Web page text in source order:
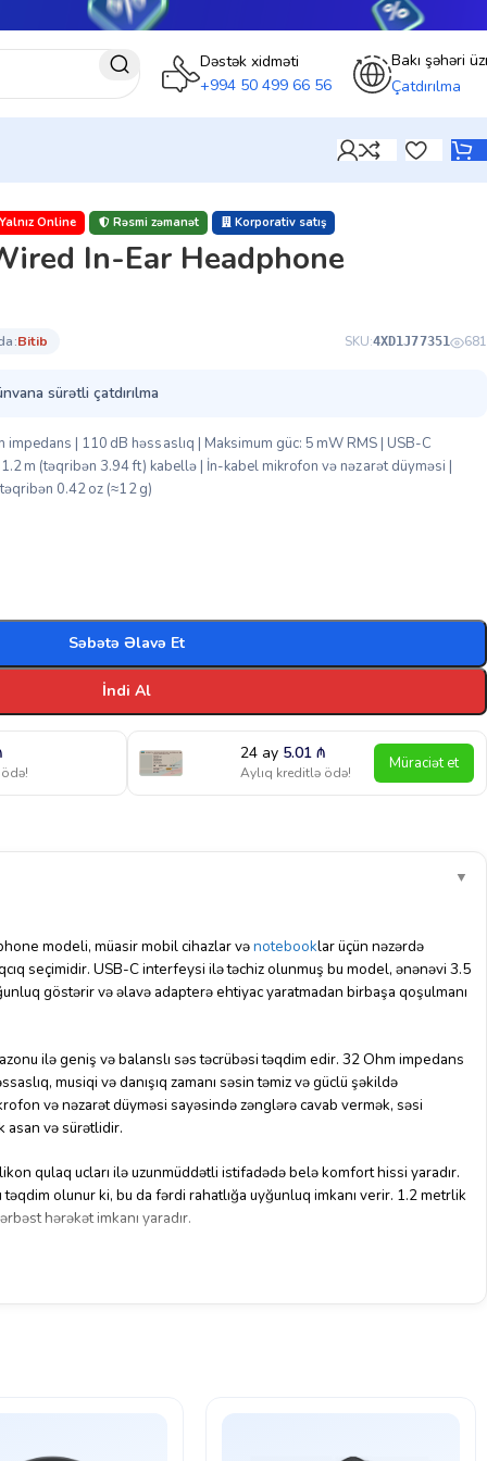
Dəstək xidməti
+994 50 499 66 56
Bakı şəhəri
Çatdırılma
Online Rəsmi zəmanət Korporativ satış
In-Ear Headphone
bi̇ti̇b SKU:4XD1J77351 681
sürətli çatdırılma
impedans | 110 dB həssaslıq | Maksimum güc: 5 mW RMS | USB-C
m (təqribən 3.94 ft) kabellə | İn-kabel mikrofon və nəzarət düyməsi |
0.42 oz (≈12 g)
Səbətə Əlavə Et
İndi Al
24 ay 5.01₼
Aylıq kreditlə ödə! Müraciət et
▼
modeli, müasir mobil cihazlar vənotebooklar üçün nəzərdə
seçimidir. USB-C interfeysi ilə təchiz olunmuş bu model, ənənəvi 3.5
göstərir və əlavə adapterə ehtiyac yaratmadan birbaşa qoşulmanı
ilə geniş və balanslı səs təcrübəsi təqdim edir. 32 Ohm impedans
musiqi və danışıq zamanı səsin təmiz və güclü şəkildə
və nəzarət düyməsi sayəsində zənglərə cavab vermək, səsi
asan və sürətlidir.
qulaq ucları ilə uzunmüddətli istifadədə belə komfort hissi yaradır.
olunur ki, bu da fərdi rahatlığa uyğunluq imkanı verir. 1.2 metrlik
hərəkət imkanı yaradır.
mobil istifadə, zənglər və multimedia baxışı üçün ideal,